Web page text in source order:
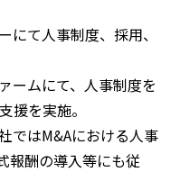
にて人事制度、採用、
ームにて、人事制度を
援を実施。
ではM&Aにおける人事
報酬の導入等にも従